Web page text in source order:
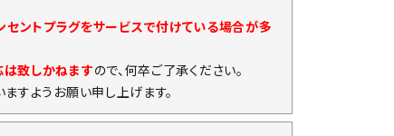
ントプラグをサービスで付けている場合が多
致しかねますので、何卒ご了承ください。
すようお願い申し上げます。